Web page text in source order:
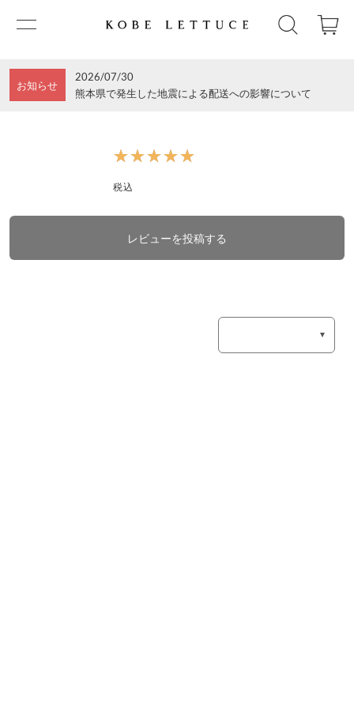
お知らせ
2026/07/30
熊本県で発生した地震による配送への影響について
★★★★★
★★★★★
税込
レビューを投稿する